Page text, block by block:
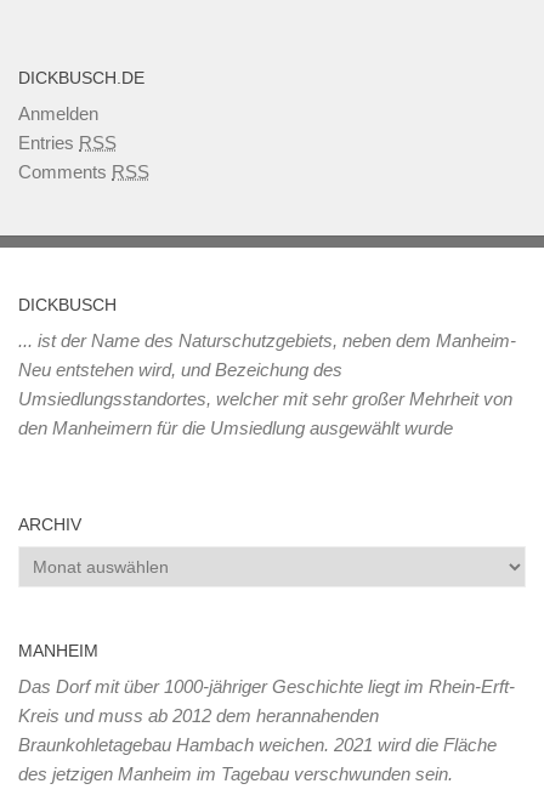
DICKBUSCH.DE
Anmelden
Entries RSS
Comments RSS
DICKBUSCH
... ist der Name des Naturschutzgebiets, neben dem Manheim-
Neu entstehen wird, und Bezeichung des
Umsiedlungsstandortes, welcher mit sehr großer Mehrheit von
den Manheimern für die Umsiedlung ausgewählt wurde
ARCHIV
Archiv
MANHEIM
Das Dorf mit über 1000-jähriger Geschichte liegt im Rhein-Erft-
Kreis und muss ab 2012 dem herannahenden
Braunkohletagebau Hambach weichen. 2021 wird die Fläche
des jetzigen Manheim im Tagebau verschwunden sein.